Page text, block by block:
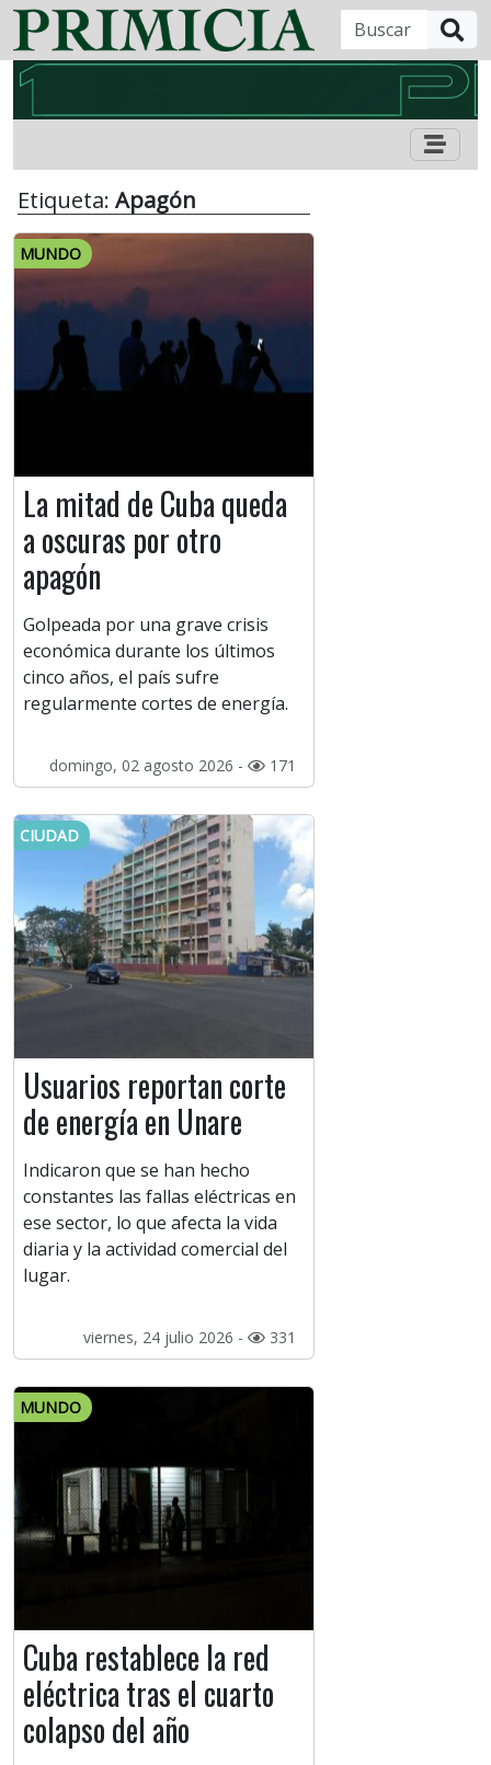
Etiqueta: Apagón
MUNDO
La mitad de Cuba queda
a oscuras por otro
apagón
Golpeada por una grave crisis
económica durante los últimos
cinco años, el país sufre
regularmente cortes de energía.
domingo, 02 agosto 2026 - 171
CIUDAD
Usuarios reportan corte
de energía en Unare
Indicaron que se han hecho
constantes las fallas eléctricas en
ese sector, lo que afecta la vida
diaria y la actividad comercial del
lugar.
viernes, 24 julio 2026 - 331
MUNDO
Cuba restablece la red
eléctrica tras el cuarto
colapso del año